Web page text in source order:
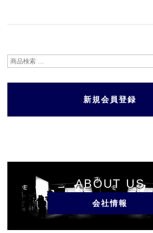
検
新規会員登録
ABOUT US
会社情報